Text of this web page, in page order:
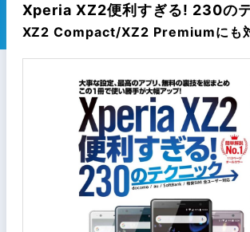
Xperia XZ2便利すぎる! 230の
XZ2 Compact/XZ2 Premiumにも